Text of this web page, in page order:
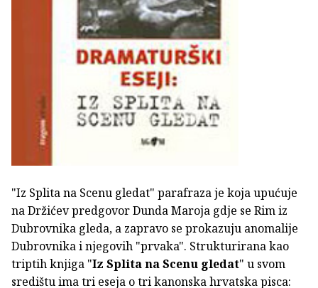
"Iz Splita na Scenu gledat" parafraza je koja upućuje
na Držićev predgovor Dunda Maroja gdje se Rim iz
Dubrovnika gleda, a zapravo se prokazuju anomalije
Dubrovnika i njegovih "prvaka". Strukturirana kao
triptih knjiga "Iz Splita na Scenu gledat" u svom
središtu ima tri eseja o tri kanonska hrvatska pisca: